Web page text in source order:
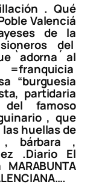
. Qué
Valenciá
de la
del
`adorna´ al
“burguesia
partidaria
famoso
, que
huellas de
, bárbara ,
.Diario El